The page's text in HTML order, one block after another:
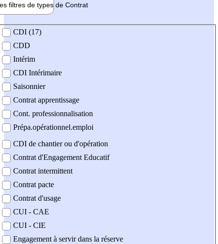
filtres de types de Contrat
contrat
CDI (17)
CDD
Intérim
CDI Intérimaire
Saisonnier
Contrat apprentissage
Cont. professionnalisation
Prépa.opérationnel.emploi
CDI de chantier ou d'opération
Contrat d'Engagement Educatif
Contrat intermittent
Contrat pacte
Contrat d'usage
CUI - CAE
CUI - CIE
Engagement à servir dans la réserve